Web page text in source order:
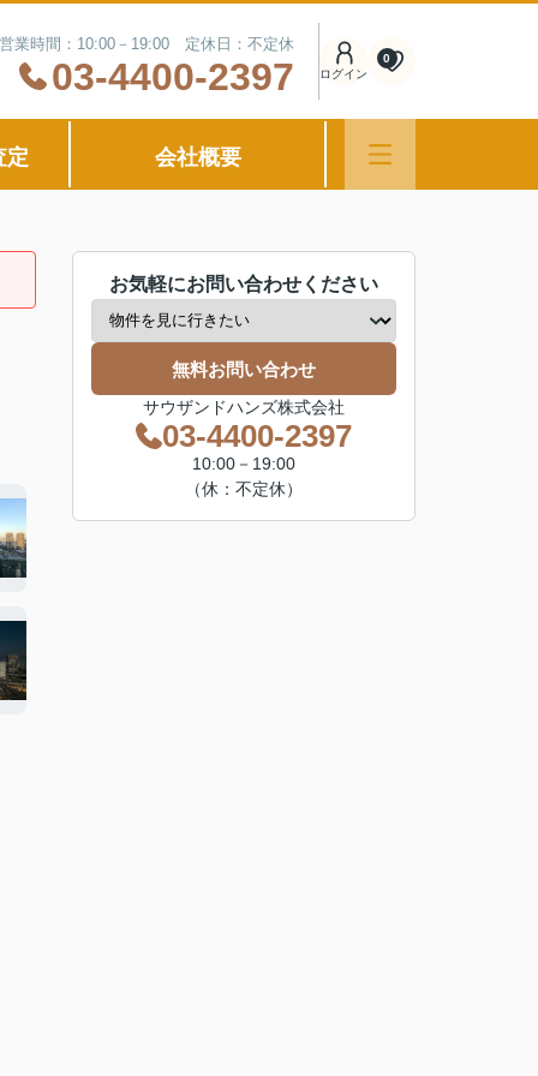
営業時間：10:00－19:00 定休日：不定休
03-4400-2397 ログイン
0
定 会社概要
お気軽にお問い合わせください
無料お問い合わせ
サウザンドハンズ株式会社
03-4400-2397
10:00－19:00
（休：不定休）